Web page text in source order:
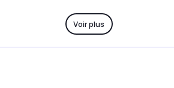
Voir plus